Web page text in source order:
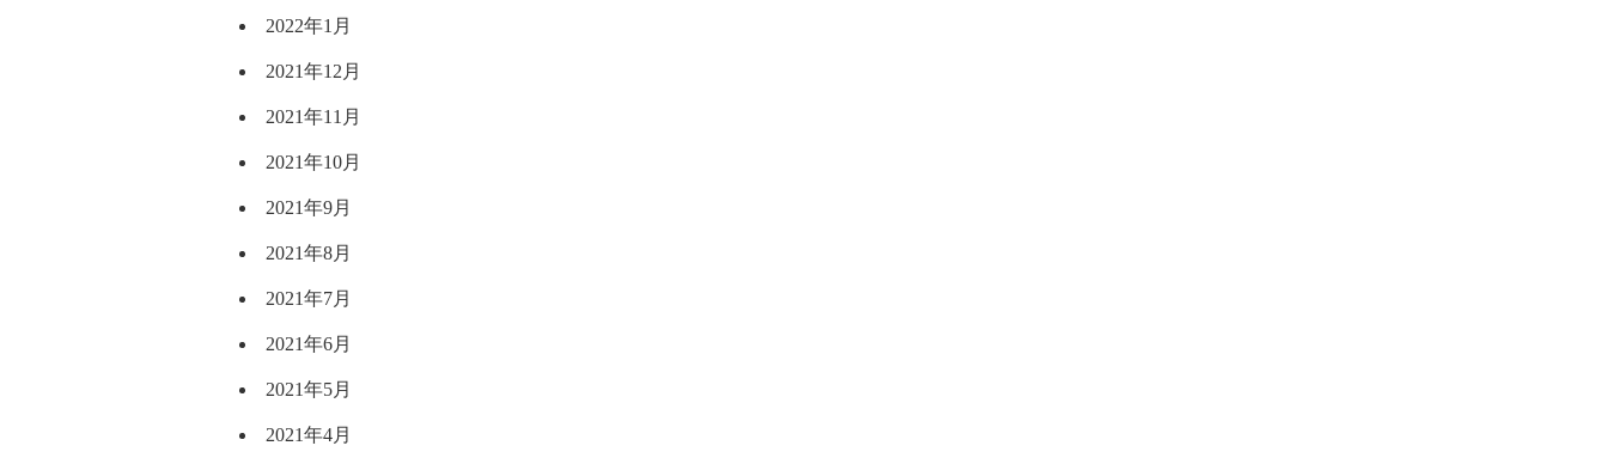
2022年1月
2021年12月
2021年11月
2021年10月
2021年9月
2021年8月
2021年7月
2021年6月
2021年5月
2021年4月